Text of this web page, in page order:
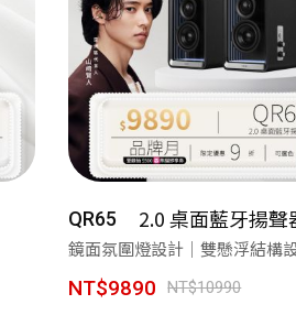
QD35全新上市 打造全新桌面美學❤️
耳機ｘ空間音訊ｘANC 主動降噪 -
皮革質感Ｘ-45dB 主動降噪Ｘ支援快充
G1500 BAR 迷你聲霸 7.1 環繞音效 身
的產品 搭載卓越的科技，帶您體驗不
R33BT 經典木質喇叭｜精準分頻打造
QR65 2.0 桌面藍牙揚聲
鏡面氛圍燈設計｜雙懸浮結構
NT$9890 NT$10990